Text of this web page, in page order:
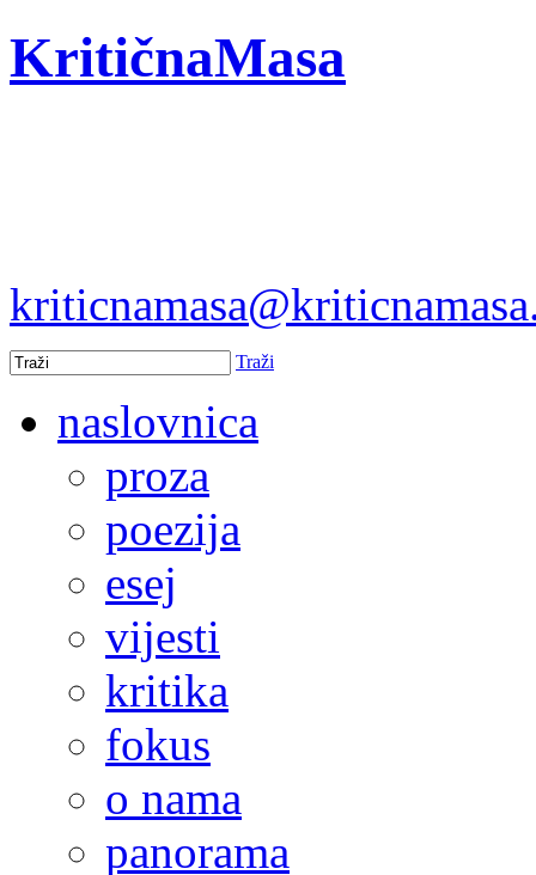
KritičnaMasa
Traži
naslovnica
proza
poezija
esej
vijesti
kritika
fokus
o nama
panorama